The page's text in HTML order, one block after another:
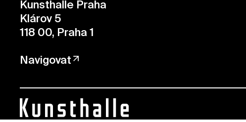
Kunsthalle Praha
Klárov 5
118 00, Praha 1
Navigovat